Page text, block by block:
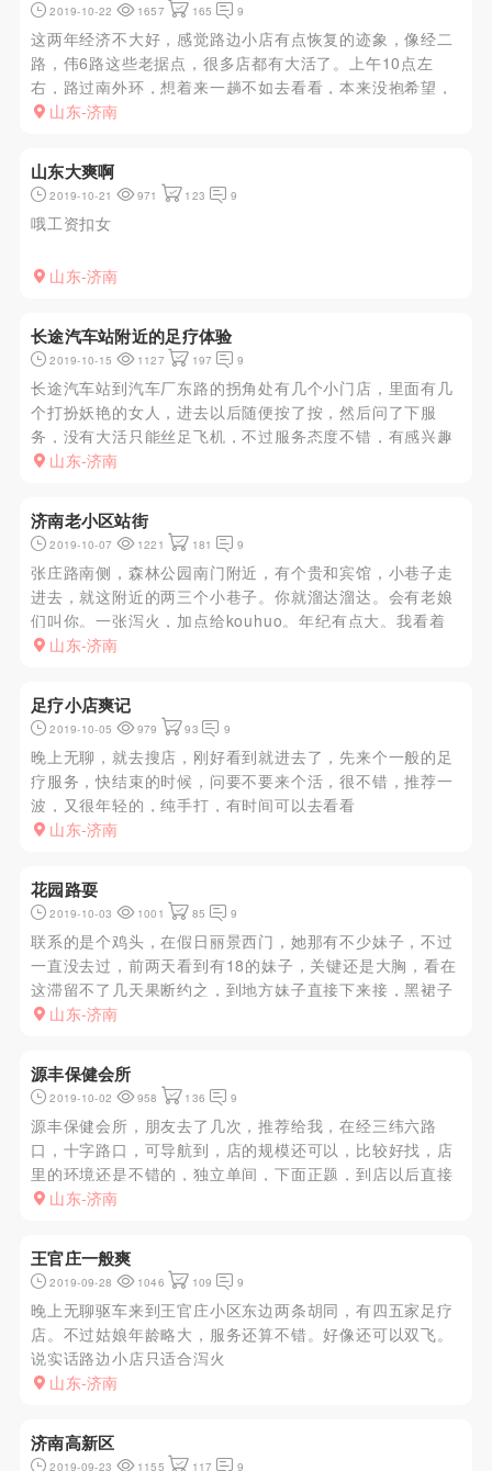
2019-10-22 1657 165 9
这两年经济不大好，感觉路边小店有点恢复的迹象，像经二
路，伟6路这些老据点，很多店都有大活了。上午10点左
右，路过南外环，想着来一趟不如去看看，本来没抱希望，
从南外环领秀城对面的加油站左侧小胡同进去，大概2-300
么早都有。看了一...
山东-济南
山东大爽啊
2019-10-21 971 123 9
哦工资扣女
山东-济南
长途汽车站附近的足疗体验
2019-10-15 1127 197 9
长途汽车站到汽车厂东路的拐角处有几个小门店，里面有几
个打扮妖艳的女人，进去以后随便按了按，然后问了下服
务，没有大活只能丝足飞机，不过服务态度不错，有感兴趣
的可以去试试
山东-济南
济南老小区站街
2019-10-07 1221 181 9
张庄路南侧，森林公园南门附近，有个贵和宾馆，小巷子走
进去，就这附近的两三个小巷子。你就溜达溜达。会有老娘
们叫你。一张泻火，加点给kouhuo。年纪有点大。我看着
有一个年轻一点的。但是转悠一圈回来不见了。可能被人选
山东-济南
足疗小店爽记
2019-10-05 979 93 9
晚上无聊，就去搜店，刚好看到就进去了，先来个一般的足
疗服务，快结束的时候，问要不要来个活，很不错，推荐一
波，又很年轻的，纯手打，有时间可以去看看
山东-济南
花园路耍
2019-10-03 1001 85 9
联系的是个鸡头，在假日丽景西门，她那有不少妹子，不过
一直没去过，前两天看到有18的妹子，关键还是大胸，看在
这滞留不了几天果断约之，到地方妹子直接下来接，黑裙子
包裹着大胸，进屋子洗澡，洗完澡妹子已经全裸躺在床上
胸手感不错，一顿操作...
山东-济南
源丰保健会所
2019-10-02 958 136 9
源丰保健会所，朋友去了几次，推荐给我，在经三纬六路
口，十字路口，可导航到，店的规模还可以，比较好找，店
里的环境还是不错的，独立单间，下面正题，到店以后直接
前台即可，具体看项目了，安排的技师不满意直接换，技师
的话需要等了内容的...
山东-济南
王官庄一般爽
2019-09-28 1046 109 9
晚上无聊驱车来到王官庄小区东边两条胡同，有四五家足疗
店。不过姑娘年龄略大，服务还算不错。好像还可以双飞。
说实话路边小店只适合泻火
山东-济南
济南高新区
2019-09-23 1155 117 9